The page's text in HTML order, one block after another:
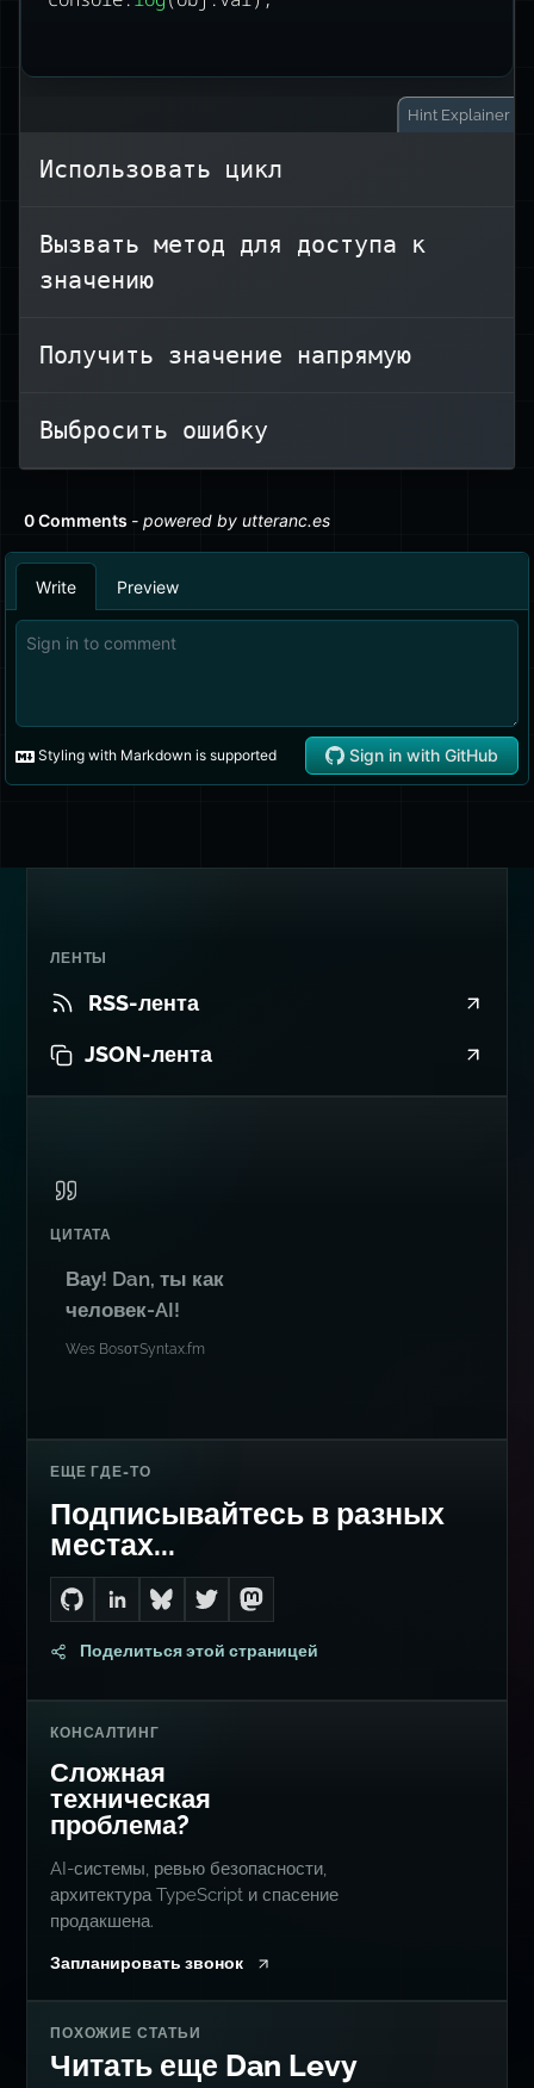
Hint Explainer
Использовать цикл
Вызвать метод для доступа к
значению
Получить значение напрямую
Выбросить ошибку
как обычное свойство. Нет
необходимости вызывать его как
доступ к
obj.val
вызывает геттер и
ЛЕНТЫ
RSS-лента
JSON-лента
ЦИТАТА
Вау! Dan, ты как
человек-AI!
Wes BosотSyntax.fm
ЕЩЕ ГДЕ-ТО
Подписывайтесь в разных
местах...
Go to Dan's GitHub
Connect with me on LinkedIn
Follow me on Bluesky
Follow me on Twitter
Follow me on Mastodon
Поделиться этой страницей
КОНСАЛТИНГ
Сложная
техническая
проблема?
AI-системы, ревью безопасности,
архитектура TypeScript и спасение
продакшена.
Запланировать звонок
ПОХОЖИЕ СТАТЬИ
Читать еще Dan Levy